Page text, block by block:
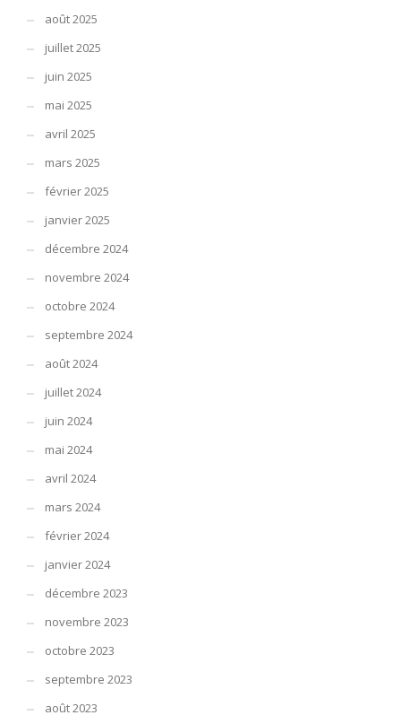
d’années de recherche et d’études pour procurer le meilleur à nos
patients. La visite périodique chez le dentiste peut soigner
pathologies, éviter la progression d’un bon nombre d’entre elles et
éviter que encore d’autres s’installent.
est localisé
sur le 31,
Prince Henri,
L-1724,
Ville,
Luxembourg.
téléphone
pour prises de rendez-vous et urgences +352 621 792 603. Le Dr Ana
août 2025
juillet 2025
juin 2025
mai 2025
avril 2025
mars 2025
février 2025
janvier 2025
décembre 2024
novembre 2024
octobre 2024
septembre 2024
août 2024
juillet 2024
juin 2024
mai 2024
avril 2024
mars 2024
février 2024
janvier 2024
décembre 2023
novembre 2023
octobre 2023
septembre 2023
août 2023